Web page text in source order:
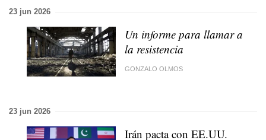
23 jun 2026
Un informe para llamar a
la resistencia
GONZALO OLMOS
23 jun 2026
Irán pacta con EE.UU.